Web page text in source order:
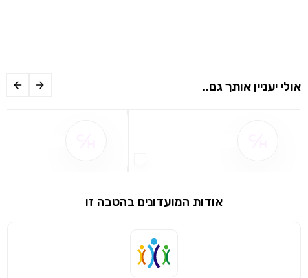
שיתוף
שימו לב!
מימוש הטבה זו ניתן רק לחברי
הבנתי, המשך לאתר
אולי יעניין אותך גם..
אודות המועדונים בהטבה זו